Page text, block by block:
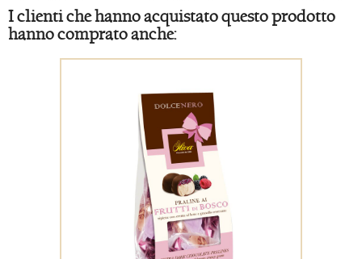
I clienti che hanno acquistato questo prodotto
hanno comprato anche: